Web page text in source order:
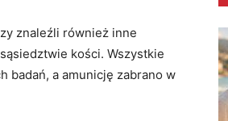
znaleźli również inne
kości. Wszystkie
badań, a amunicję zabrano w